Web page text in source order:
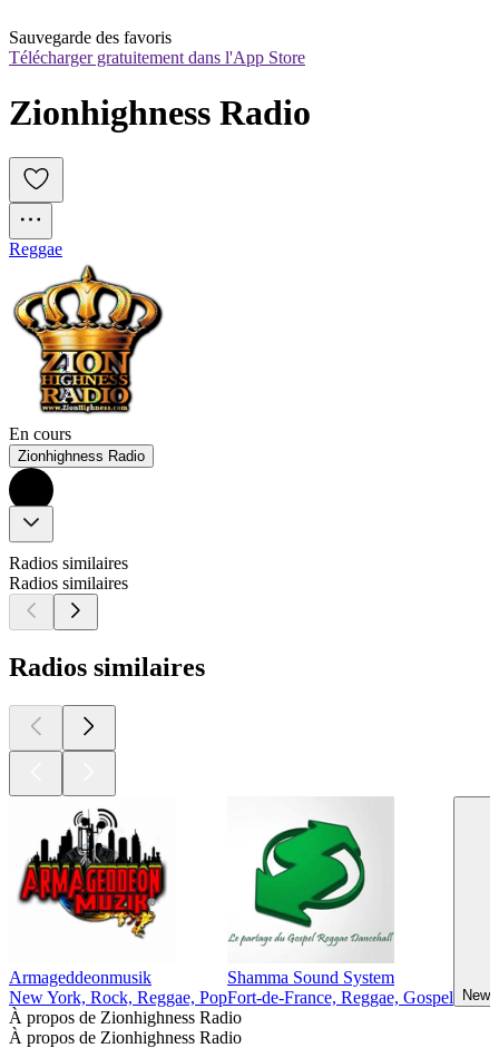
Sauvegarde des favoris
Télécharger gratuitement dans l'App Store
Zionhighness Radio
Reggae
En cours
Zionhighness Radio
Radios similaires
Radios similaires
Radios similaires
Armageddeonmusik
New York, Rock, Reggae, Pop
Shamma Sound System
Fort-de-France, Reggae, Gospel
New
À propos de Zionhighness Radio
À propos de Zionhighness Radio